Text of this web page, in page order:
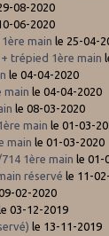
08-2020
06-2020
main le 25-04-
trépied 1ère main
le 04-04-2020
main le 04-04-2020
le 08-03-2020
main le 01-03-
main le 01-03-2020
1ère main le 01-
réservé le 11-
02-2020
le 03-12-2019
le 13-11-2019